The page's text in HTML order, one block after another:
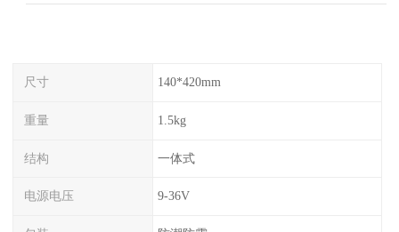
尺寸 140*420mm
重量 1.5kg
结构 一体式
电源电压 9-36V